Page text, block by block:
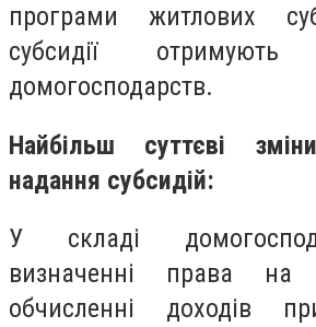
програми житлових
субсидії
домогосподарств.
Найбільш суттєві
надання субсидій:
У складі
визначенні права на
обчисленні доходів